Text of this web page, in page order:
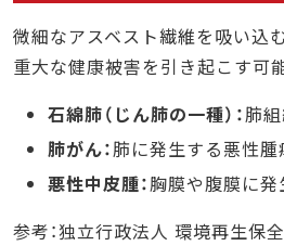
微細なアスベスト繊維を吸い込
重大な健康被害を引き起こす可
石綿肺（じん肺の一種）：肺
肺がん：肺に発生する悪性腫
悪性中皮腫：胸膜や腹膜に
参考：独立行政法人 環境再生保